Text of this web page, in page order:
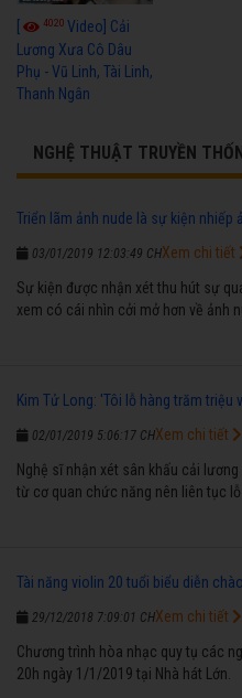
[ 4020 Video] Cải
Lương Xưa Cô Dâu
Phụ - Vũ Linh, Tài Linh,
Thanh Ngân
NGHỆ THUẬT TRUYỀN
Triển lãm ảnh nude là sự kiện nhiếp
03/01/2019 12:03:49 CH
Sự kiện được nhận xét thu hút sự
xem có cái nhìn cởi mở hơn về ảnh
Xem chi tiết
Kim Tử Long: 'Tôi lỗ hàng trăm triệu
02/01/2019 5:06:17 CH
Nghệ sĩ nhận xét sân khấu cải
từ cơ quan chức năng nên liên tục lỗ
Xem chi tiết
Tài năng violin 20 tuổi biểu diễn
29/12/2018 7:09:01 CH
Chương trình hòa nhạc quy tụ các
20h ngày 1/1/2019 tại Nhà hát Lớn.
Xem chi tiết